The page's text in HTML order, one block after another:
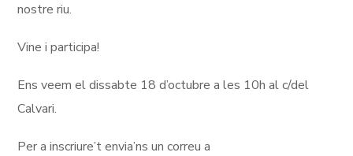
nostre riu.
Vine i participa!
Ens veem el dissabte 18 d’octubre a les 10h al c/del
Calvari.
Per a inscriure’t envia’ns un correu a